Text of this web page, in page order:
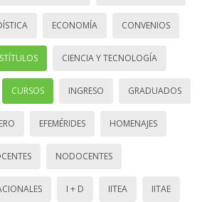
ECONOMÍA CONVENIOS
CIENCIA Y TECNOLOGÍA
CURSOS INGRESO GRADUADOS
EFEMÉRIDES HOMENAJES
NODOCENTES
I + D IITEA IITAE